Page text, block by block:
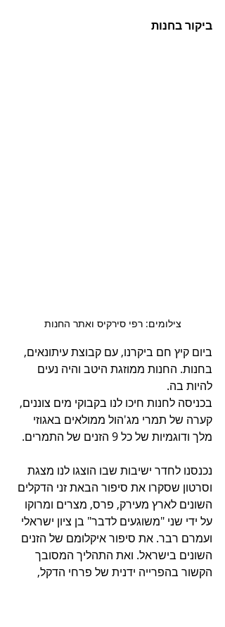
ביקור בחנות
צילומים: רפי סירקיס ואתר החנות
ביום קיץ חם ביקרנו, עם קבוצת עיתונאים,
בחנות. החנות ממוזגת היטב והיה נעים
להיות בה.
בכניסה לחנות חיכו לנו בקבוקי מים צוננים,
קערה של תמרי מג'הול ממולאים באגוזי
מלך ודוגמיות של כל 9 הזנים של התמרים.
נכנסנו לחדר ישיבות שבו הוצגו לנו מצגת
וסרטון שסקרו את סיפור הבאת זני הדקלים
השונים לארץ מעירק, פרס, מצרים ומרוקו
על ידי שני "משוגעים לדבר" בן ציון ישראלי
ועמרם רבר. את סיפור איקלומם של הזנים
השונים בישראל. ואת התהליך המסובך
הקשור בהפרייה ידנית של פרחי הדקל,